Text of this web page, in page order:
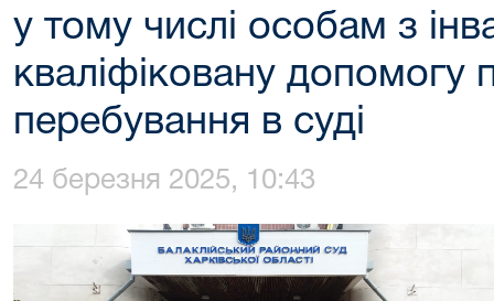
у тому числі особам з
кваліфіковану допомогу
перебування в суді
24 березня 2025, 10:43